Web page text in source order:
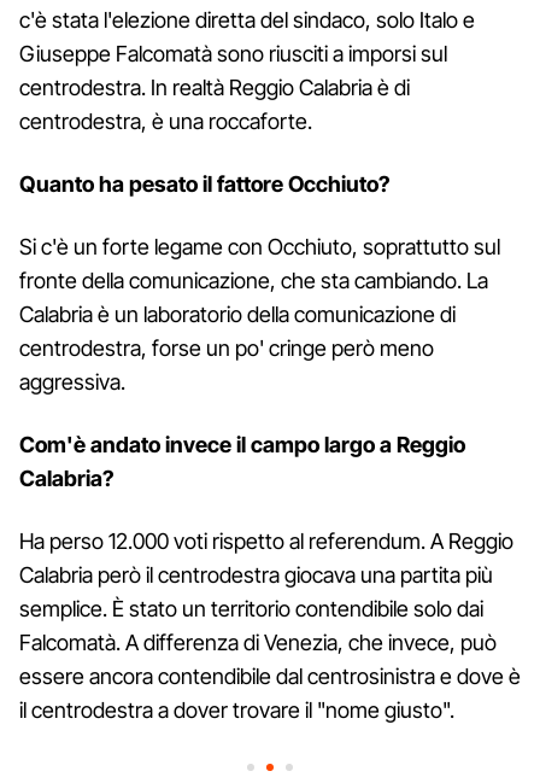
c'è stata l'elezione diretta del sindaco, solo Italo e
Giuseppe Falcomatà sono riusciti a imporsi sul
centrodestra. In realtà Reggio Calabria è di
centrodestra, è una roccaforte.
Quanto ha pesato il fattore Occhiuto?
Si c'è un forte legame con Occhiuto, soprattutto sul
fronte della comunicazione, che sta cambiando. La
Calabria è un laboratorio della comunicazione di
centrodestra, forse un po' cringe però meno
aggressiva.
Com'è andato invece il campo largo a Reggio
Calabria?
Ha perso 12.000 voti rispetto al referendum. A Reggio
Calabria però il centrodestra giocava una partita più
semplice. È stato un territorio contendibile solo dai
Falcomatà. A differenza di Venezia, che invece, può
essere ancora contendibile dal centrosinistra e dove è
il centrodestra a dover trovare il "nome giusto".